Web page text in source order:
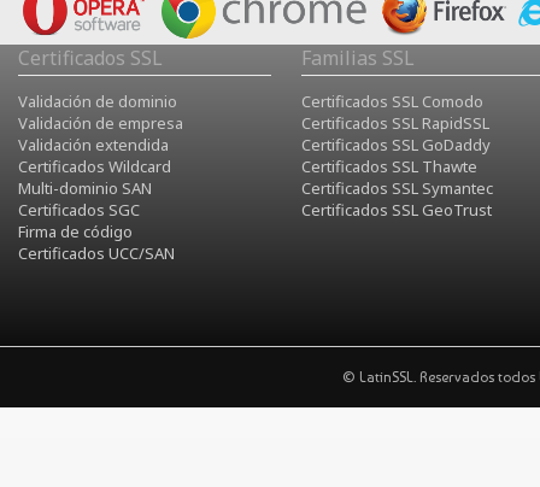
Certificados SSL
Validación de dominio
Validación de empresa
Validación extendida
Certificados Wildcard
Multi-dominio SAN
Certificados SGC
Firma de código
Certificados UCC/SAN
Familias SSL
Certificados SSL Comodo
Certificados SSL RapidSSL
Certificados SSL GoDaddy
Certificados SSL Thawte
Certificados SSL Symantec
Certificados SSL GeoTrust
© LatinSSL. Reservados